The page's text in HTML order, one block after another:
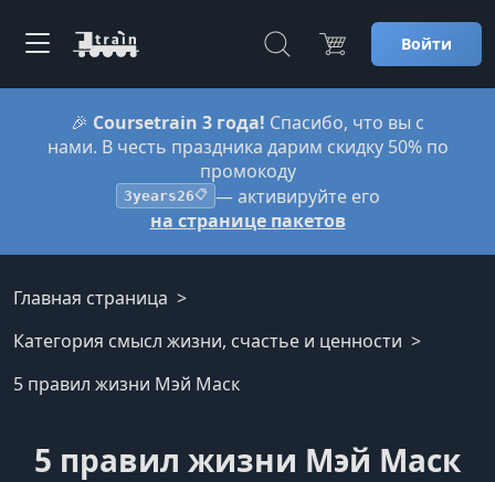
Войти
🎉 Coursetrain 3 года! Спасибо, что вы с
нами. В честь праздника дарим скидку 50% по
промокоду
3years26📋 — активируйте его
на странице пакетов
Главная страница
Категория смысл жизни, счастье и ценности
5 правил жизни Мэй Маск
5 правил жизни Мэй Маск